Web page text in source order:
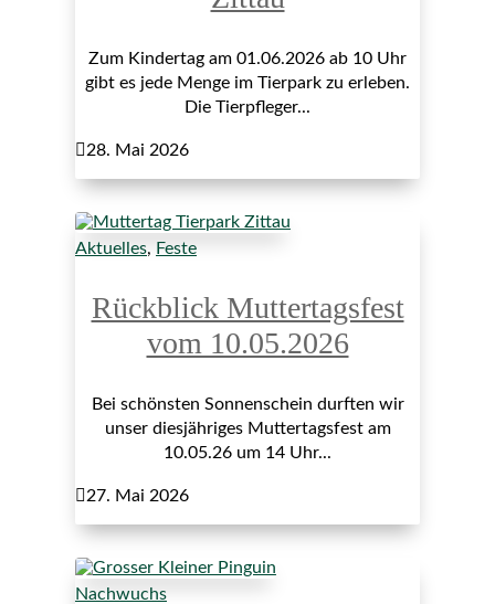
Zum Kindertag am 01.06.2026 ab 10 Uhr
gibt es jede Menge im Tierpark zu erleben.
Die Tierpfleger...
28. Mai 2026
Aktuelles, Feste
Rückblick Muttertagsfest
vom 10.05.2026
Bei schönsten Sonnenschein durften wir
unser diesjähriges Muttertagsfest am
10.05.26 um 14 Uhr...
27. Mai 2026
Nachwuchs